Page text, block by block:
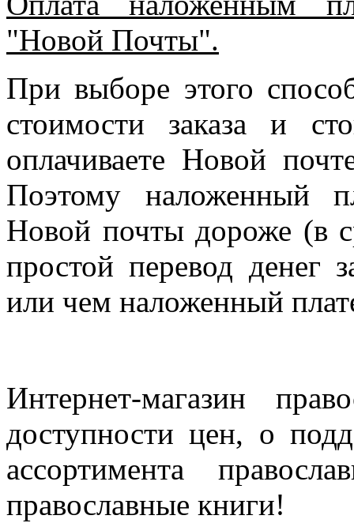
"Новой Почты".
При выборе этого
стоимости заказа и
оплачиваете Новой
Поэтому наложенный
Новой почты дороже (в
простой перевод денег
или чем наложенный
Интернет-магазин
доступности цен, о
ассортимента
православные книги!